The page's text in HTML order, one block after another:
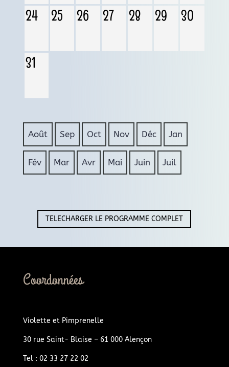
24 25 26 27 28 29 30
31
Août Sep Oct Nov Déc Jan
Fév Mar Avr Mai Juin Juil
TELECHARGER LE PROGRAMME COMPLET
Coordonnées
Violette et Pimprenelle
30 rue Saint- Blaise – 61 000 Alençon
Tel : 02 33 27 22 02